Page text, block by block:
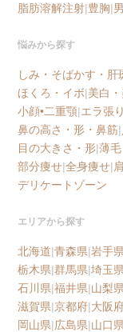
脂肪溶解注射|豊胸|
悩みから探す
しみ・そばかす・肝
ほくろ・イボ|美白
小顔•二重顎|エラ張り
鼻の高さ・形・鼻筋|
目の大きさ・形|薄
部分痩せ|全身痩せ|
デリケートゾーン
エリアから探す
北海道|青森県|岩手県
栃木県|群馬県|埼玉県
石川県|福井県|山梨県
滋賀県|京都府|大阪
岡山県|広島県|山口県